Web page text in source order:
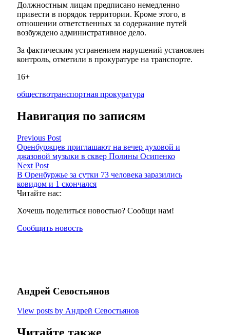
Должностным лицам предписано немедленно
привести в порядок территории. Кроме этого, в
отношении ответственных за содержание путей
возбуждено административное дело.
За фактическим устранением нарушений установлен
контроль, отметили в прокуратуре на транспорте.
16+
обществотранспортная прокуратура
Навигация по записям
Previous Post
Оренбуржцев приглашают на вечер духовой и
джазовой музыки в сквер Полины Осипенко
Next Post
В Оренбуржье за сутки 73 человека заразились
ковидом и 1 скончался
Читайте нас:
Хочешь поделиться новостью? Сообщи нам!
Сообщить новость
Андрей Севостьянов
View posts by Андрей Севостьянов